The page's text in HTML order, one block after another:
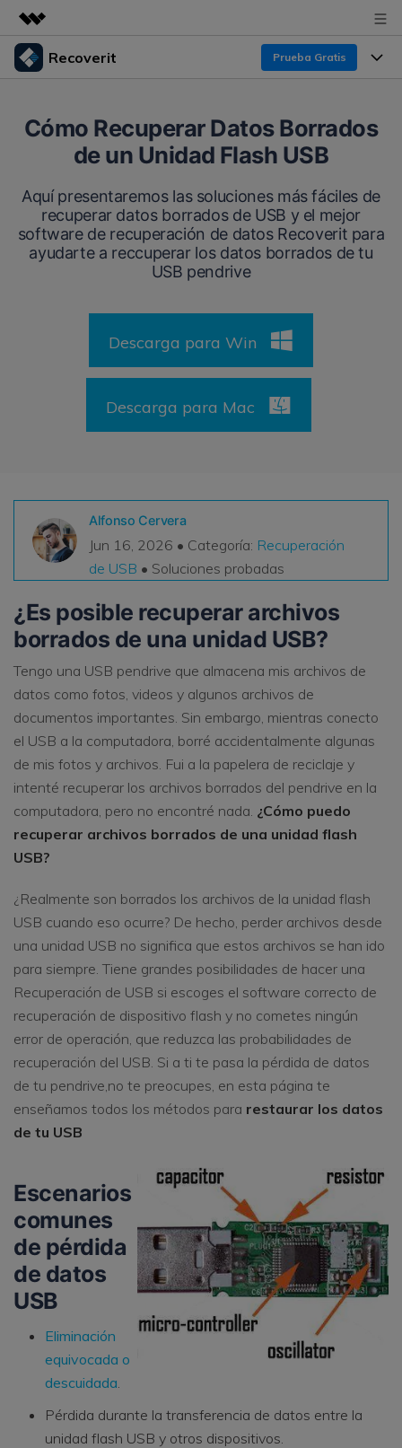
Productos destacados
Utilidades
Empresas
Sala de prensa
Recoverit Prueba Gratis
Líder en recuperación para Windows
Pruébalo Gratis
Recupera datos ilimitados del sistema Mac
Recupera datos perdidos/eliminados gratis
Pruébalo Gratis
Otros Productos
UBackit - Respaldar Datos
Funciones
Recuperar de Unidades
Recuperar Medios Borrados
Soluciones de Recuperación Exclusivas
Escenarios de Pérdida de Datos
Recursos
Experto en Recuperación de Datos
Historias de Clientes
Cómo Recuperar Datos Borrados
de un Unidad Flash USB
Aquí presentaremos las soluciones más fáciles de
recuperar datos borrados de USB y el mejor
software de recuperación de datos Recoverit para
ayudarte a reccuperar los datos borrados de tu
USB pendrive
Descarga para Win
Descarga para Mac
Alfonso Cervera
Jun 16, 2026 • Categoría: Recuperación
de USB • Soluciones probadas
¿Es posible recuperar archivos
borrados de una unidad USB?
Tengo una USB pendrive que almacena mis archivos de
datos como fotos, videos y algunos archivos de
documentos importantes. Sin embargo, mientras conecto
el USB a la computadora, borré accidentalmente algunas
de mis fotos y archivos. Fui a la papelera de reciclaje y
intenté recuperar los archivos borrados del pendrive en la
computadora, pero no encontré nada. ¿Cómo puedo
recuperar archivos borrados de una unidad flash
USB?
¿Realmente son borrados los archivos de la unidad flash
USB cuando eso ocurre? De hecho, perder archivos desde
una unidad USB no significa que estos archivos se han ido
para siempre. Tiene grandes posibilidades de hacer una
Recuperación de USB si escoges el software correcto de
recuperación de dispositivo flash y no cometes ningún
error de operación, que reduzca las probabilidades de
recuperación del USB. Si a ti te pasa la pérdida de datos
de tu pendrive,no te preocupes, en esta página te
enseñamos todos los métodos para restaurar los datos
de tu USB
Escenarios
comunes
de pérdida
de datos
USB
Eliminación
equivocada o
descuidada
Pérdida durante la transferencia de datos entre la
unidad flash USB y otros dispositivos.